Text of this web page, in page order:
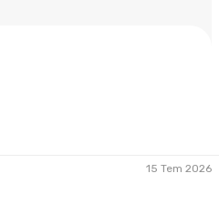
15 Tem 2026